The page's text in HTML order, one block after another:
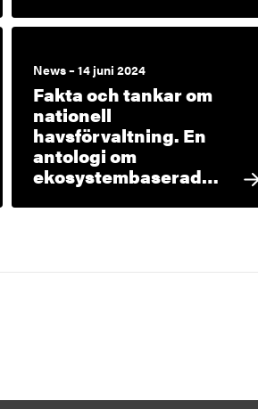
News – 14 juni 2024
Fakta och tankar om
nationell
havsförvaltning. En
antologi om
ekosystembaserad…